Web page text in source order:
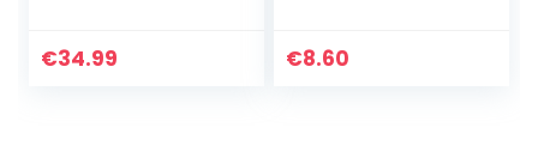
Elektrische
€34.99
voor het
€8.60